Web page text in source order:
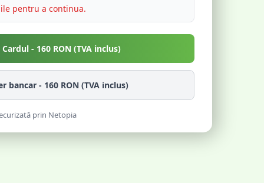
pentru a continua.
- 160 RON (TVA inclus)
bancar - 160 RON (TVA inclus)
prin Netopia